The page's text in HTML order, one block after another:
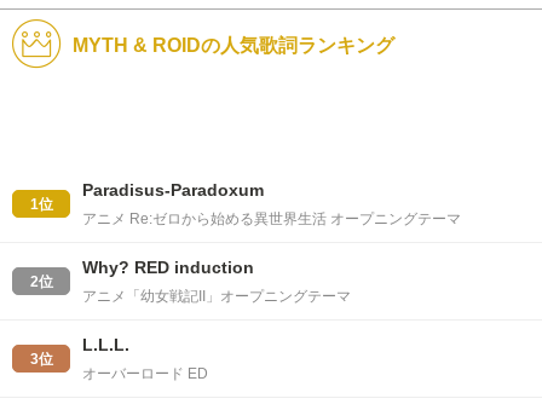
MYTH & ROIDの人気歌詞ランキング
1位
Paradisus-Paradoxum
アニメ Re:ゼロから始める異世界生活 オープニングテーマ
2位
Why? RED induction
アニメ「幼女戦記II」オープニングテーマ
3位
L.L.L.
オーバーロード ED